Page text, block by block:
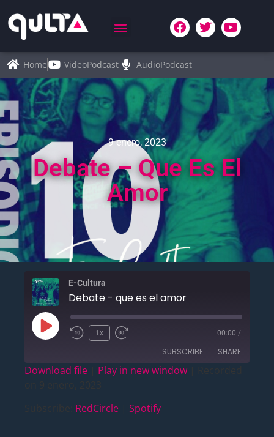
Home VideoPodcast AudioPodcast
9 enero, 2023
Debate – Que Es El
Amor
E-Cultura
Debate - que es el amor
1x 00:00 /
SUBSCRIBE SHARE
Download file Play in new window
RedCircle Spotify